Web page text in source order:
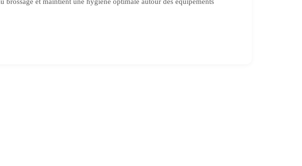
brossage et maintient une hygiène optimale autour des équipements